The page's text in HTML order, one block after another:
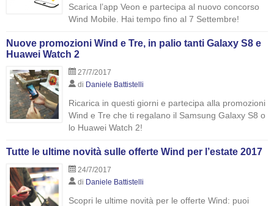
Scarica l’app Veon e partecipa al nuovo concorso
Wind Mobile. Hai tempo fino al 7 Settembre!
Nuove promozioni Wind e Tre, in palio tanti Galaxy S8 e
Huawei Watch 2
27/7/2017
di Daniele Battistelli
Ricarica in questi giorni e partecipa alla promozioni
Wind e Tre che ti regalano il Samsung Galaxy S8 o
lo Huawei Watch 2!
Tutte le ultime novità sulle offerte Wind per l’estate 2017
24/7/2017
di Daniele Battistelli
Scopri le ultime novità per le offerte Wind: puoi